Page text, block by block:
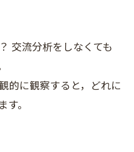
交流分析をしなくても
的に観察すると，どれに
。